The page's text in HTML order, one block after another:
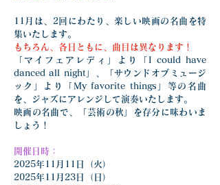
11月は、2回にわたり、楽しい映画の名曲を特
集いたします。
もちろん、各日ともに、曲目は異なります！
「マイフェアレディ」より「I could have
danced all night」、「サウンドオブミュージ
ック」より「My favorite things」等の名曲
を、ジャズにアレンジして演奏いたします。
映画の名曲で、「芸術の秋」を存分に味わいま
しょう！
開催日時：
2025年11月11日（火）
2025年11月23日（日）